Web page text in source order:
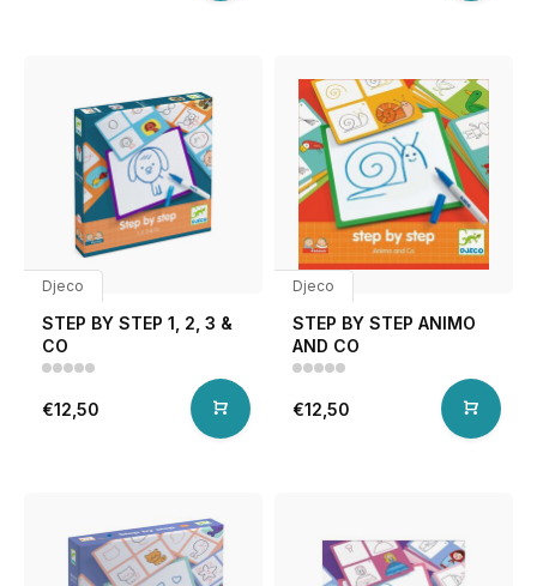
Djeco
STEP BY STEP 1, 2, 3 &
CO
€12,50
Djeco
STEP BY STEP ANIMO
AND CO
€12,50